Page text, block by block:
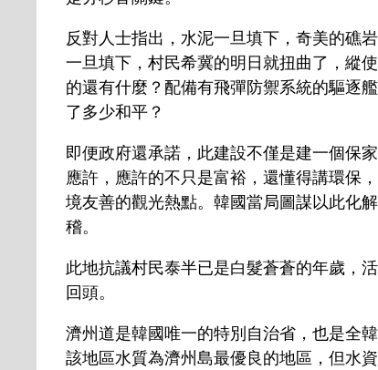
反對人士指出，水泥一旦填下，奇美的礁
一旦填下，村民希冀的明日就扭曲了，縱
的還有什麼？配備有飛彈防禦系統的驅逐
了多少和平？
即便政府還承諾，此建設不僅是建一個保
應許，應許的不只是富裕，還懂得講環保
境友善的觀光熱點。韓國當局圖謀以此化
稽。
此地抗議村民泰半已是白髮蒼蒼的年歲，
回頭。
濟州道是韓國唯一的特別自治省，也是全
該地區水質為濟州島最優良的地區，但水